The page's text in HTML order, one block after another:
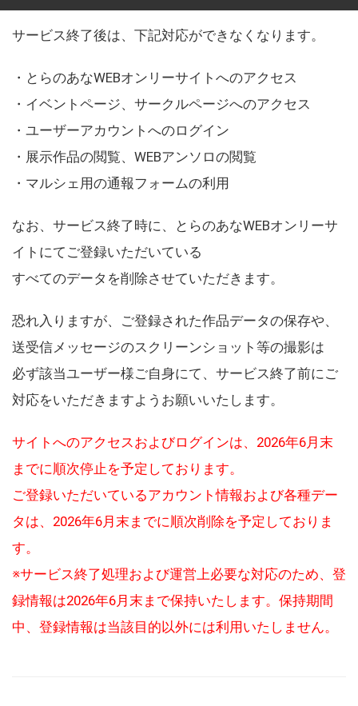
サービス終了後は、下記対応ができなくなります。
・とらのあなWEBオンリーサイトへのアクセス
・イベントページ、サークルページへのアクセス
・ユーザーアカウントへのログイン
・展示作品の閲覧、WEBアンソロの閲覧
・マルシェ用の通報フォームの利用
なお、サービス終了時に、とらのあなWEBオンリーサ
イトにてご登録いただいている
すべてのデータを削除させていただきます。
恐れ入りますが、ご登録された作品データの保存や、
送受信メッセージのスクリーンショット等の撮影は
必ず該当ユーザー様ご自身にて、サービス終了前にご
対応をいただきますようお願いいたします。
サイトへのアクセスおよびログインは、2026年6月末
までに順次停止を予定しております。
ご登録いただいているアカウント情報および各種デー
タは、2026年6月末までに順次削除を予定しておりま
す。
※サービス終了処理および運営上必要な対応のため、登
録情報は2026年6月末まで保持いたします。保持期間
中、登録情報は当該目的以外には利用いたしません。